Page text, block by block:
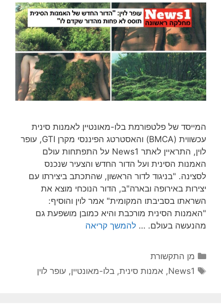
המייסד של פלטפורמת בלו-מאונטיין לאמנות סינית
עכשווית (BMCA) והאסטרטג הפיננסי מקרן GTI, עופר
לוין, התראיין לאתר News1 על התפתחות עולם
האמנות הסינית ועל הדור החדש והצעיר שנכנס
לסצינה. "בניגוד לדור הראשון, שהתכתב ביצירתו עם
יצירות באירופה ובארה"ב, הדור הנוכחי מוצא את
השראתו בסביבתו המקומית" אמר לוין והוסיף:
"האמנות הסינית מורכבת והיא כמובן מושפעת גם
מהנעשה בעולם. … להמשך קריאה
קטגוריות
מן התקשורת
תגיות
News1
, אמנות סינית,בלו-מאונטיין, עופר לוין